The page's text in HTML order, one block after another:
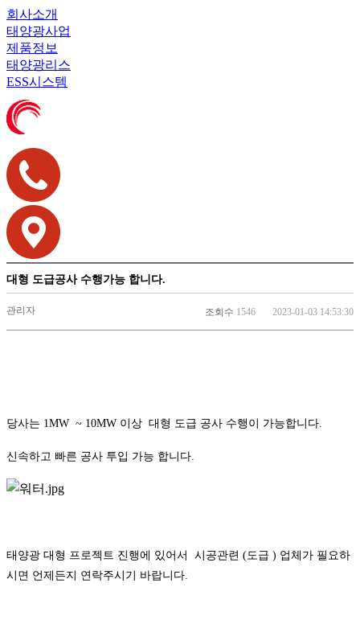
회사소개
태양광사업
제품정보
태양광리스
ESS시스템
대형 도급공사 수행가능 합니다.
관리자 조회수 1546 2023-01-03 14:53:30
당사는 1MW ~ 10MW 이상 대형 도급 공사 수행이 가능합니다.
신속하고 빠른 공사 투입 가능 합니다.
태양광 대형 프로젝트 진행에 있어서 시공관련 (도급 ) 업체가 필요하
시면 언제든지 연락주시기 바랍니다.